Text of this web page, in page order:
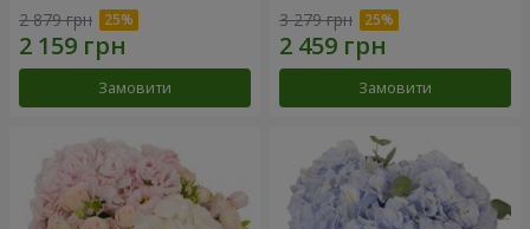
2 879 грн
Замовити
3 279 грн
Замовити